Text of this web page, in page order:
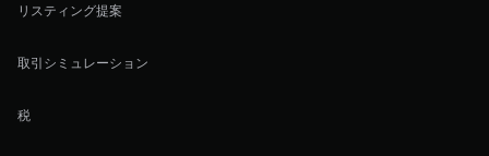
リスティング提案
取引シミュレーション
税